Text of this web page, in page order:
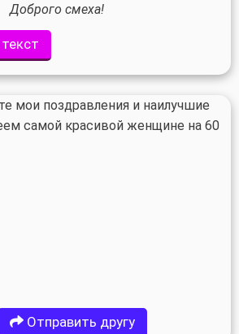
Доброго смеха!
Отправить другу